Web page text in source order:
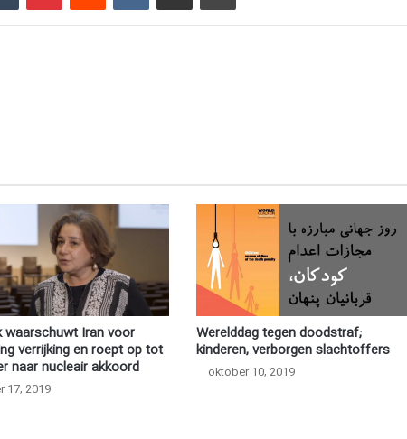
waarschuwt Iran voor
verrijking en roept op tot
naar nucleair akkoord
17, 2019
Werelddag tegen doodstraf;
kinderen, verborgen slachtoffers
oktober 10, 2019